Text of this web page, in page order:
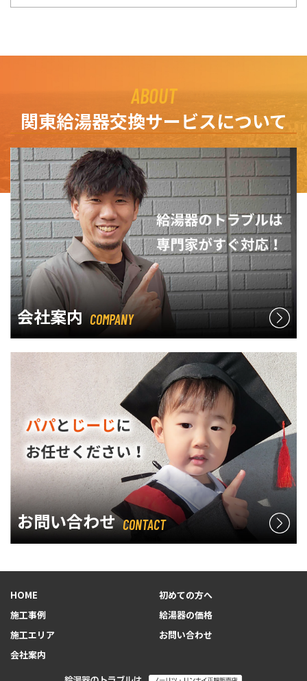
ABOUT
関東給湯器交換サービスについて
会社案内 COMPANY
お問い合わせ CONTACT
HOME
初めての方へ
施工事例
給湯器の価格
施工エリア
お問い合わせ
会社案内